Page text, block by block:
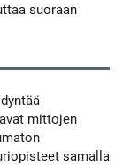
suoraan
mittojen
samalla